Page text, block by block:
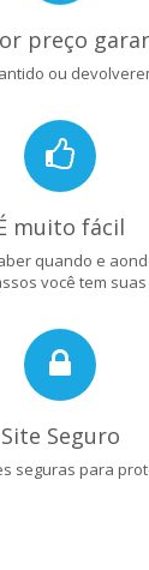
preço
ou
muito fácil
quando e
você tem
Site Seguro
seguras para